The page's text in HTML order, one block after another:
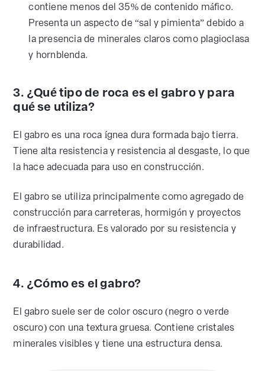
contiene menos del 35% de contenido máfico.
Presenta un aspecto de “sal y pimienta” debido a
la presencia de minerales claros como plagioclasa
y hornblenda.
3. ¿Qué tipo de roca es el gabro y para
qué se utiliza?
El gabro es una roca ígnea dura formada bajo tierra.
Tiene alta resistencia y resistencia al desgaste, lo que
la hace adecuada para uso en construcción.
El gabro se utiliza principalmente como agregado de
construcción para carreteras, hormigón y proyectos
de infraestructura. Es valorado por su resistencia y
durabilidad.
4. ¿Cómo es el gabro?
El gabro suele ser de color oscuro (negro o verde
oscuro) con una textura gruesa. Contiene cristales
minerales visibles y tiene una estructura densa.